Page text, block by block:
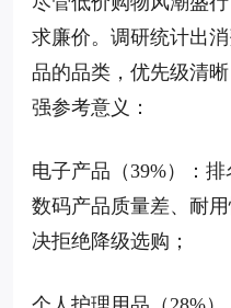
求廉价。调研统计出
品的品类，优先级清
强参考意义：
电子产品（39%）：
数码产品质量差、耐
决拒绝降级选购；